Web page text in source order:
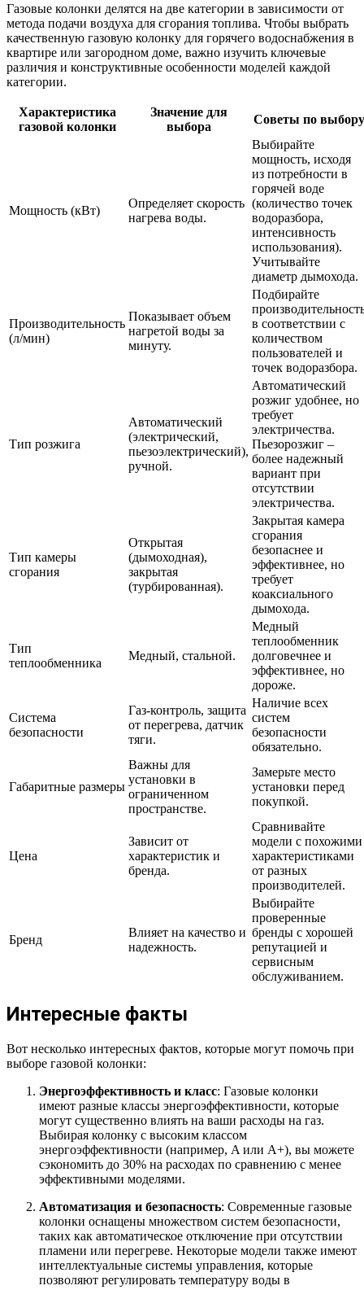
Газовые колонки делятся на две категории в зависимости от
метода подачи воздуха для сгорания топлива. Чтобы выбрать
качественную газовую колонку для горячего водоснабжения в
квартире или загородном доме, важно изучить ключевые
различия и конструктивные особенности моделей каждой
категории.
Характеристика
газовой колонки
Значение для
выбора
Советы по выбору
Мощность (кВт)
Определяет скорость
нагрева воды.
Выбирайте
мощность, исходя
из потребности в
горячей воде
(количество точек
водоразбора,
интенсивность
использования).
Учитывайте
диаметр дымохода.
Производительность
(л/мин)
Показывает объем
нагретой воды за
минуту.
Подбирайте
в соответствии с
количеством
пользователей и
точек водоразбора.
Тип розжига
Автоматический
(электрический,
пьезоэлектрический),
ручной.
Автоматический
розжиг удобнее, но
требует
электричества.
Пьезорозжиг –
более надежный
вариант при
отсутствии
электричества.
Тип камеры
сгорания
Открытая
(дымоходная),
закрытая
(турбированная).
Закрытая камера
сгорания
безопаснее и
эффективнее, но
требует
коаксиального
дымохода.
Тип
теплообменника
Медный, стальной.
Медный
теплообменник
долговечнее и
эффективнее, но
дороже.
Система
безопасности
Газ-контроль, защита
от перегрева, датчик
тяги.
Наличие всех
систем
безопасности
обязательно.
Габаритные размеры
Важны для
установки в
ограниченном
пространстве.
Замерьте место
установки перед
покупкой.
Цена
Зависит от
характеристик и
бренда.
Сравнивайте
модели с похожими
характеристиками
от разных
производителей.
Бренд
Влияет на качество и
надежность.
Выбирайте
проверенные
бренды с хорошей
репутацией и
сервисным
обслуживанием.
Интересные факты
Вот несколько интересных фактов, которые могут помочь при
выборе газовой колонки:
Энергоэффективность и класс: Газовые колонки
имеют разные классы энергоэффективности, которые
могут существенно влиять на ваши расходы на газ.
Выбирая колонку с высоким классом
энергоэффективности (например, A или A+), вы можете
сэкономить до 30% на расходах по сравнению с менее
эффективными моделями.
Автоматизация и безопасность: Современные газовые
колонки оснащены множеством систем безопасности,
таких как автоматическое отключение при отсутствии
пламени или перегреве. Некоторые модели также имеют
интеллектуальные системы управления, которые
позволяют регулировать температуру воды в